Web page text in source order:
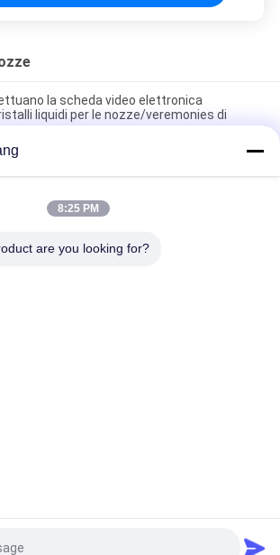
la scheda video elettronica
liquidi per le nozze/veremonies di
del commutatore magnetico con
a 10.1 pollici
a 5 pollici degli inviti di nozze della cartella
8:25 PM
are you looking for?